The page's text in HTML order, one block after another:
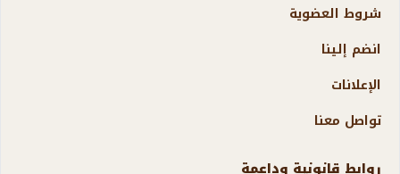
شروط العضوية
انضم إلينا
الإعلانات
تواصل معنا
روابط قانونية وداعمة